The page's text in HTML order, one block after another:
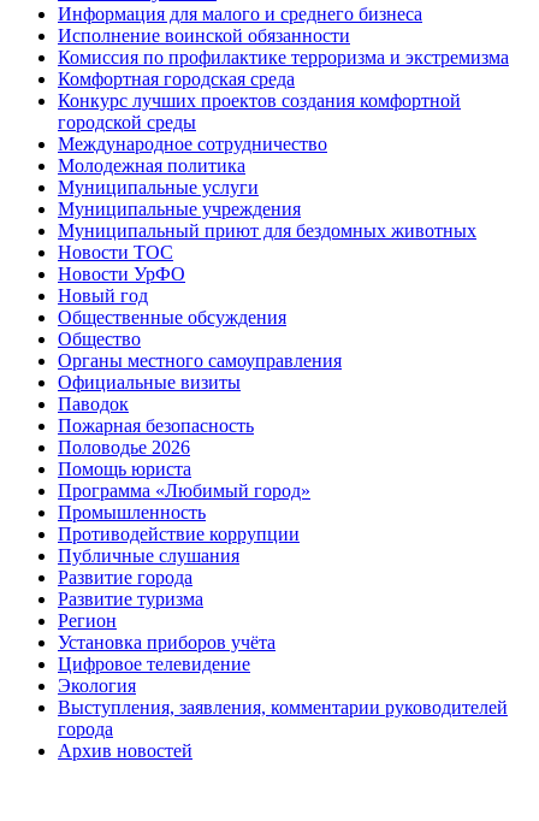
Информация для малого и среднего бизнеса
Исполнение воинской обязанности
Комиссия по профилактике терроризма и экстремизма
Комфортная городская среда
Конкурс лучших проектов создания комфортной
городской среды
Международное сотрудничество
Молодежная политика
Муниципальные услуги
Муниципальные учреждения
Муниципальный приют для бездомных животных
Новости ТОС
Новости УрФО
Новый год
Общественные обсуждения
Общество
Органы местного самоуправления
Официальные визиты
Паводок
Пожарная безопасность
Половодье 2026
Помощь юриста
Программа «Любимый город»
Промышленность
Противодействие коррупции
Публичные слушания
Развитие города
Развитие туризма
Регион
Установка приборов учёта
Цифровое телевидение
Экология
Выступления, заявления, комментарии руководителей
города
Архив новостей